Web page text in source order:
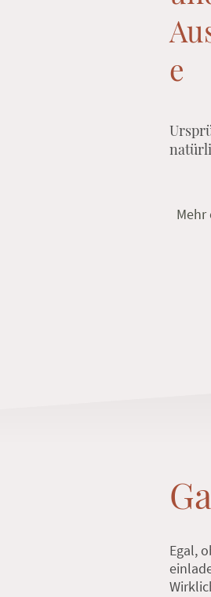
e
Mehr
Egal,